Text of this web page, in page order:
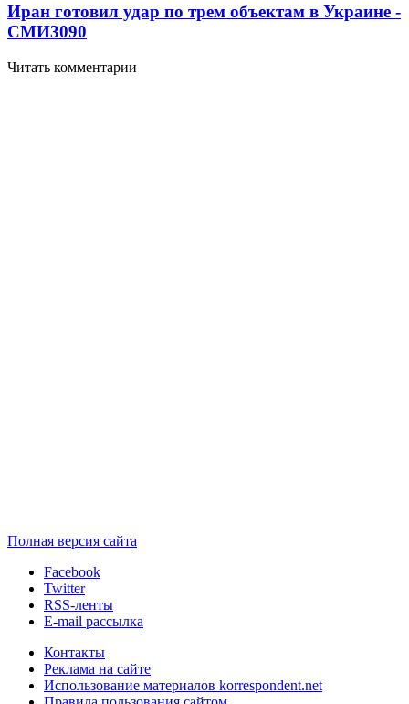
Иран готовил удар по трем объектам в Украине -
СМИ3090
Читать комментарии
Полная версия сайта
Facebook
Twitter
RSS-ленты
E-mail рассылка
Контакты
Реклама на сайте
Использование материалов korrespondent.net